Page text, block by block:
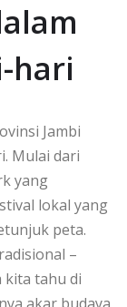
hari
Jambi
Mulai dari
yang
lokal yang
peta.
–
kita tahu di